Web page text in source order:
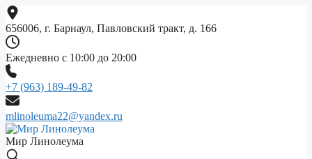
Перейти
к
содержимому
656006, г. Барнаул, Павловский тракт, д. 166
Ежедневно с 10:00 до 20:00
+7 (963) 189-49-82
mlinoleuma22@yandex.ru
Мир Линолеума